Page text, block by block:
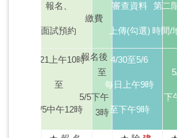
報名、
面試預約
繳費
審查資料
上傳(勾選)
第二
時間/
4/21上午10時
至
5/5中午12時
報名後
至
5/5下午
3時
4/30至5/6
每日上午9時
至下午9時
下